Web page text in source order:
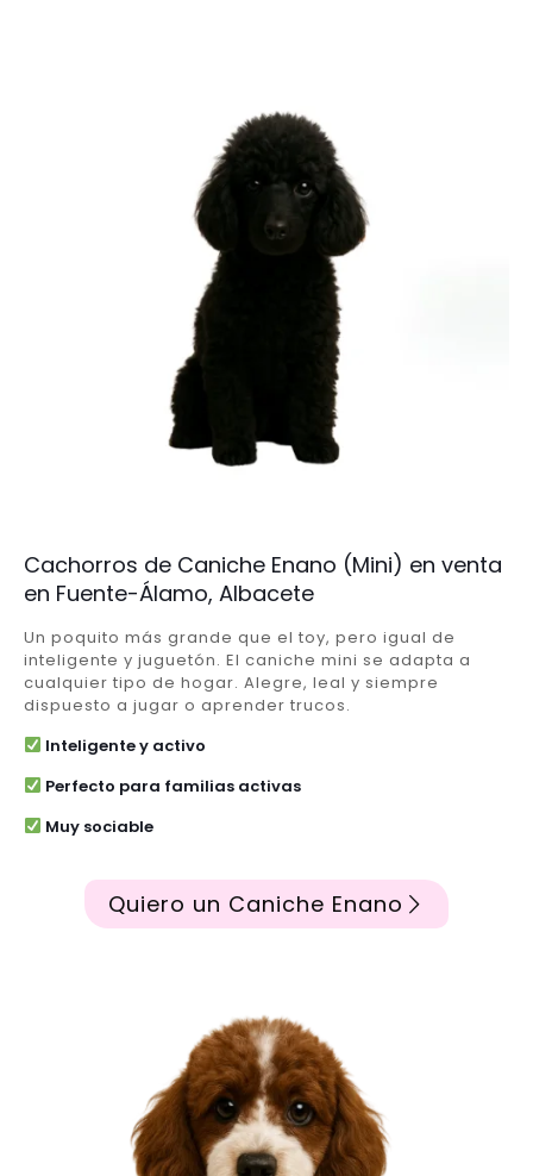
Cachorros de Caniche Enano (Mini) en venta
en Fuente-Álamo, Albacete
Un poquito más grande que el toy, pero igual de
inteligente y juguetón. El caniche mini se adapta a
cualquier tipo de hogar. Alegre, leal y siempre
dispuesto a jugar o aprender trucos.
Inteligente y activo
Perfecto para familias activas
Muy sociable
Quiero un Caniche Enano